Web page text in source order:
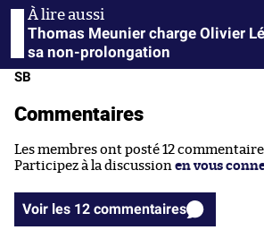
Thomas Meunier charge Olivier
sa non-prolongation
SB
Commentaires
Les membres ont posté 12
Participez à la discussion en vous
Voir les 12 commentaires